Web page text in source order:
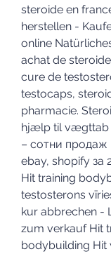
steroide en
herstellen -
online
achat de
cure de
testocaps,
pharmacie.
hjælp til vægttab
– сотни продаж
ebay, shopify за
Hit training
testosterons
kur abbrechen -
zum verkauf Hit
bodybuilding Hit